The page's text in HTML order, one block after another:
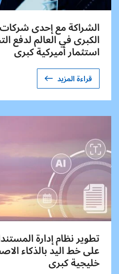
الشراكة مع إحدى شركات
الكبرى في العالم لدفع
استثمار أميركية كبرى
قراءة المزيد
تطوير نظام إدارة
على خط اليد بالذكاء
خليجية كبرى